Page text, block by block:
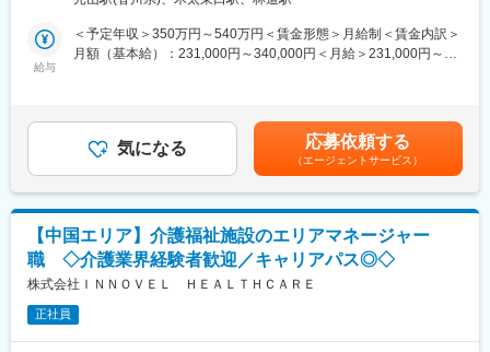
介護関連資格の取得費用を一部会社で負担しています。講習を受
ける時間も勤務時間として扱われます。
率は9割以上となっており、取得しやすい環境です。
60代以降も嘱託社員やアルバイト就業など雇用形態を見直し就業
が可能です。昼食補助（200円でお弁当支給）がございます。
■仕事の魅力：
小規模な施設のため、各入居者様とじっくり関わることが出来、
やりたい介護が実践できます。マネジメントや運営にも関わりた
い方、ステップアップを目指したい方にも最適なお仕事です。
変更の範囲：会社の定める業務
・献立に関するお悩み
・栄養観点のお悩み
・給食、食事のご要望
■課題例：
◎人員不足で、調理が追い付かない状態になっている
→厨房視察により、業務工程やスタッフのシフトを改めて確認
→必要に応じて厨房内での指導や、育成のお手伝い。緊急支援と
して、厨房業務のためシフトイン。
◎食材のコストを削減したい
→フードロスが起こっていることはないか、発注量は適正なのか
どうかをヒアリングし、現実に即した改善を提案、実施。
◎食事の残飯が多い
→施設さまとの給食会議により、課題を回収し、関連部署へ報
給与
＜予定年収＞350万円～540万円＜賃金形態＞月給制＜賃金内訳＞
月額（基本給）：231,000円～340,000円＜月給＞231,000円～
回（6月・12月）※半期ごとの会社利益を原資に個人業績に応じて
配分※募集職種・等級における報奨金額平均34.5万円（2023年
度）■昇給：年1回（4月）賃金はあくまでも目安の金額であり、
選考を通じて上下する可能性があります。月給(月額)は固定手当を
含めた表記です。
気になる 応募依頼する
（エージェントサービス）
【中国エリア】介護福祉施設のエリアマネージャー
職 ◇介護業界経験者歓迎／キャリアパス◎◇
株式会社ＩＮＮＯＶＥＬ ＨＥＡＬＴＨＣＡＲＥ
正社員